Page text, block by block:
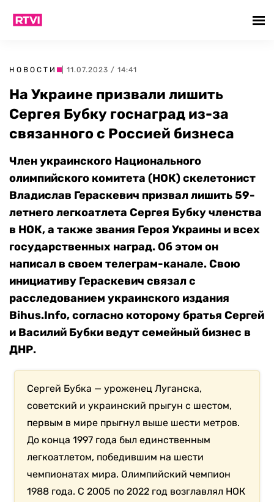
НОВОСТИ | 11.07.2023 / 14:41
На Украине призвали лишить
Сергея Бубку госнаград из-за
связанного с Россией бизнеса
Член украинского Национального
олимпийского комитета (НОК) скелетонист
Владислав Гераскевич призвал лишить 59-
летнего легкоатлета Сергея Бубку членства
в НОК, а также звания Героя Украины и всех
государственных наград. Об этом он
написал в своем телеграм-канале. Свою
инициативу Гераскевич связал с
расследованием украинского издания
Bihus.Info, согласно которому братья Сергей
и Василий Бубки ведут семейный бизнес в
ДНР.
Сергей Бубка — уроженец Луганска,
советский и украинский прыгун с шестом,
первым в мире прыгнул выше шести метров.
До конца 1997 года был единственным
легкоатлетом, победившим на шести
чемпионатах мира. Олимпийский чемпион
1988 года. С 2005 по 2022 год возглавлял НОК